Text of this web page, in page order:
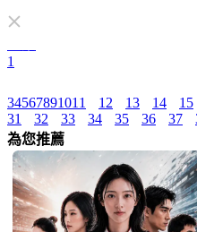
1
34567891011 12 13 14 15
31
32 33 34 35 36 37
為您推薦